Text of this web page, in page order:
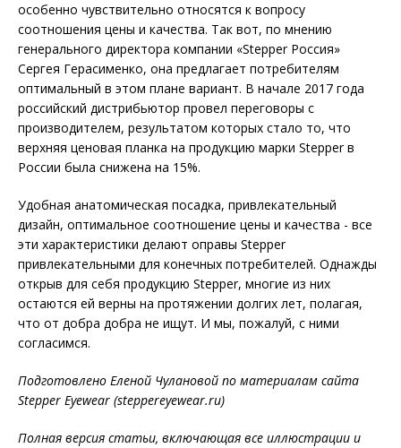
особенно чувствительно относятся к вопросу
соотношения цены и качества. Так вот, по мнению
генерального директора компании «Stepper Россия»
Сергея Герасименко, она предлагает потребителям
оптимальный в этом плане вариант. В начале 2017 года
российский дистрибьютор провел переговоры с
производителем, результатом которых стало то, что
верхняя ценовая планка на продукцию марки Stepper в
России была снижена на 15%.
Удобная анатомическая посадка, привлекательный
дизайн, оптимальное соотношение цены и качества - все
эти характеристики делают оправы Stepper
привлекательными для конечных потребителей. Однажды
открыв для себя продукцию Stepper, многие из них
остаются ей верны на протяжении долгих лет, полагая,
что от добра добра не ищут. И мы, пожалуй, с ними
согласимся.
Подготовлено Еленой Чулановой по материалам сайта
Stepper Eyewear (steppereyewear.ru)
Полная версия статьи, включающая все иллюстрации и